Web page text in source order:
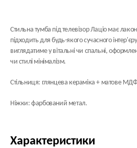
Стильна тумба під телевізор Лаціо має
підходить для будь-якого сучасного
виглядатиме у вітальні чи спальні,
чи стилі мінімалізм.
Стільниця: глянцева кераміка + матове
Ніжки: фарбований метал.
Характеристики